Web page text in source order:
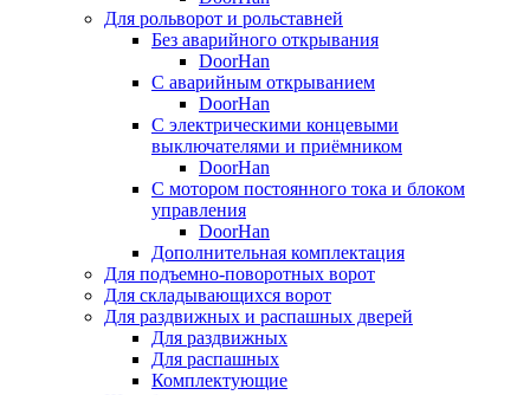
Для рольворот и рольставней
Без аварийного открывания
DoorHan
С аварийным открыванием
DoorHan
С электрическими концевыми
выключателями и приёмником
DoorHan
С мотором постоянного тока и блоком
управления
DoorHan
Дополнительная комплектация
Для подъемно-поворотных ворот
Для складывающихся ворот
Для раздвижных и распашных дверей
Для раздвижных
Для распашных
Комплектующие